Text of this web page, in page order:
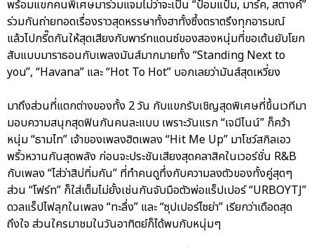
พร้อมแขกคนพิเศษมาร่วมแจมไม่ว่าจะเป็น “ป๋อมแป๋ม, มาร์ค, สตางค์”
ร่วมกันถ่ายทอดเรื่องราวสุดหรรษาทั้งฮาทั้งซึ้งตราตรึงทุกอารมณ์
แล้วไปกรี๊ดกันให้สุดเสียงกับพาร์ทแดนซ์ของสองหนุ่มที่ขอเต้นยับโยก
สับแบบมาราธอนกับเพลงมันส์มากมายทั้ง “Standing Next to
you”, “Havana” และ “Hot To Hot” บอกเลยว่ามันส์สุดเหวี่ยง
มาถึงส่วนที่แตกต่างของทั้ง 2 วัน กับแขกรับเชิญสุดพิเศษที่ขึ้นเวทีมา
มอบความสนุกสุดฟินกันคนละแบบ เพราะวันแรก “เจมีไนน์” ก็คว้า
หนุ่ม “ธามไท” เจ้าของเพลงฮิตเพลง “Hit Me Up” มาโชว์สกิลเอว
พริ้วหวานกันสุดพลัง ก่อนจะประชันเสียงสุดคลาสิคในเวอร์ชั่น R&B
กับเพลง “ไส่ว่าสิบ่ทิ่มกัน” ที่ทำคนดูทึ่งกับความลงตัวของทั้งคู่สุดๆ
ส่วน “โฟร์ท” ก็ใส่เต็มไม่ยั้งเช่นกันจับมือตัวพ่อแร็ปเปอร์ “URBOYTJ”
ดวลแร็ปไฟลุกในเพลง “ทะลึ่ง” และ “ซุปเปอร์ไซย่า” เรียกว่าเดือดสุด
ถึงใจ ส่วนใครมาชมในวันอาทิตย์ก็ได้พบกับหนุ่มๆ